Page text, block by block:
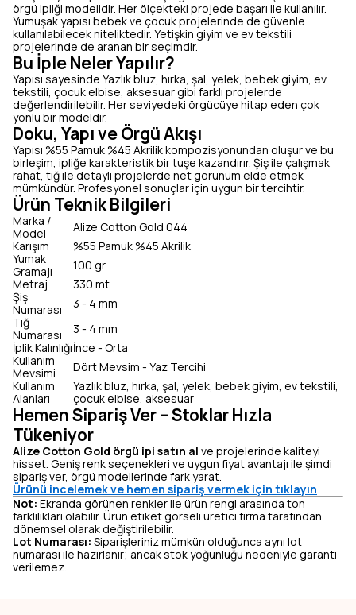
örgü ipliği modelidir. Her ölçekteki projede başarı ile kullanılır.
Yumuşak yapısı bebek ve çocuk projelerinde de güvenle
kullanılabilecek niteliktedir. Yetişkin giyim ve ev tekstili
projelerinde de aranan bir seçimdir.
Bu İple Neler Yapılır?
Yapısı sayesinde Yazlık bluz, hırka, şal, yelek, bebek giyim, ev
tekstili, çocuk elbise, aksesuar gibi farklı projelerde
değerlendirilebilir. Her seviyedeki örgücüye hitap eden çok
yönlü bir modeldir.
Doku, Yapı ve Örgü Akışı
Yapısı %55 Pamuk %45 Akrilik kompozisyonundan oluşur ve bu
birleşim, ipliğe karakteristik bir tuşe kazandırır. Şiş ile çalışmak
rahat, tığ ile detaylı projelerde net görünüm elde etmek
mümkündür. Profesyonel sonuçlar için uygun bir tercihtir.
Ürün Teknik Bilgileri
Marka /
Model
Alize Cotton Gold 044
Karışım
%55 Pamuk %45 Akrilik
Yumak
Gramajı
100 gr
Metraj
330 mt
Şiş
Numarası
3 - 4 mm
Tığ
Numarası
3 - 4 mm
İplik Kalınlığıİnce - Orta
Kullanım
Mevsimi
Dört Mevsim - Yaz Tercihi
Kullanım
Alanları
Yazlık bluz, hırka, şal, yelek, bebek giyim, ev tekstili,
çocuk elbise, aksesuar
Hemen Sipariş Ver – Stoklar Hızla
Tükeniyor
Alize Cotton Gold örgü ipi satın al ve projelerinde kaliteyi
hisset. Geniş renk seçenekleri ve uygun fiyat avantajı ile şimdi
sipariş ver, örgü modellerinde fark yarat.
Ürünü incelemek ve hemen sipariş vermek için tıklayın
Not: Ekranda görünen renkler ile ürün rengi arasında ton
farklılıkları olabilir. Ürün etiket görseli üretici firma tarafından
dönemsel olarak değiştirilebilir.
Lot Numarası: Siparişleriniz mümkün olduğunca aynı lot
numarası ile hazırlanır; ancak stok yoğunluğu nedeniyle garanti
verilemez.